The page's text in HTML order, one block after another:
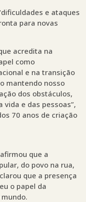
e ataques
para novas
acredita na
como
e na transição
mantendo nosso
dos obstáculos,
e das pessoas”,
70 anos de criação
que a
do povo na rua,
que a presença
o papel da